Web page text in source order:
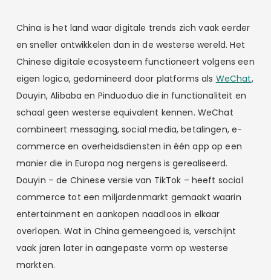
China is het land waar digitale trends zich vaak eerder
en sneller ontwikkelen dan in de westerse wereld. Het
Chinese digitale ecosysteem functioneert volgens een
eigen logica, gedomineerd door platforms als WeChat,
Douyin, Alibaba en Pinduoduo die in functionaliteit en
schaal geen westerse equivalent kennen. WeChat
combineert messaging, social media, betalingen, e-
commerce en overheidsdiensten in één app op een
manier die in Europa nog nergens is gerealiseerd.
Douyin – de Chinese versie van TikTok – heeft social
commerce tot een miljardenmarkt gemaakt waarin
entertainment en aankopen naadloos in elkaar
overlopen. Wat in China gemeengoed is, verschijnt
vaak jaren later in aangepaste vorm op westerse
markten.